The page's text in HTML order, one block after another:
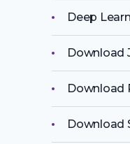
Deep
Download
Download
Download